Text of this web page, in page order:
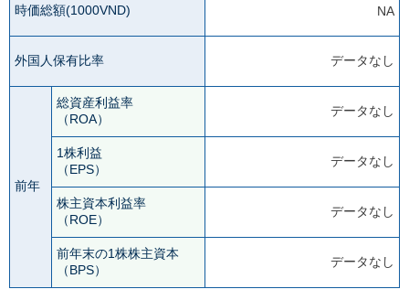
時価総額(1000VND) NA
外国人保有比率 データなし
前年
総資産利益率
（ROA）
データなし
1株利益
（EPS）
データなし
株主資本利益率
（ROE）
データなし
前年末の1株株主資本
（BPS）
データなし